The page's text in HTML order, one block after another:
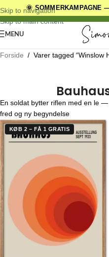
🌞 SOMMERKAMPAGNE
Skip to navigation
Skip to main content
DANSKE
MENU
Forside / Varer tagged “Winslow
En soldat bytter riflen med en le
fred og ny begyndelse
KØB 2 – FÅ 1 GRATIS